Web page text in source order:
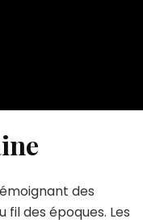
des
fil des époques. Les